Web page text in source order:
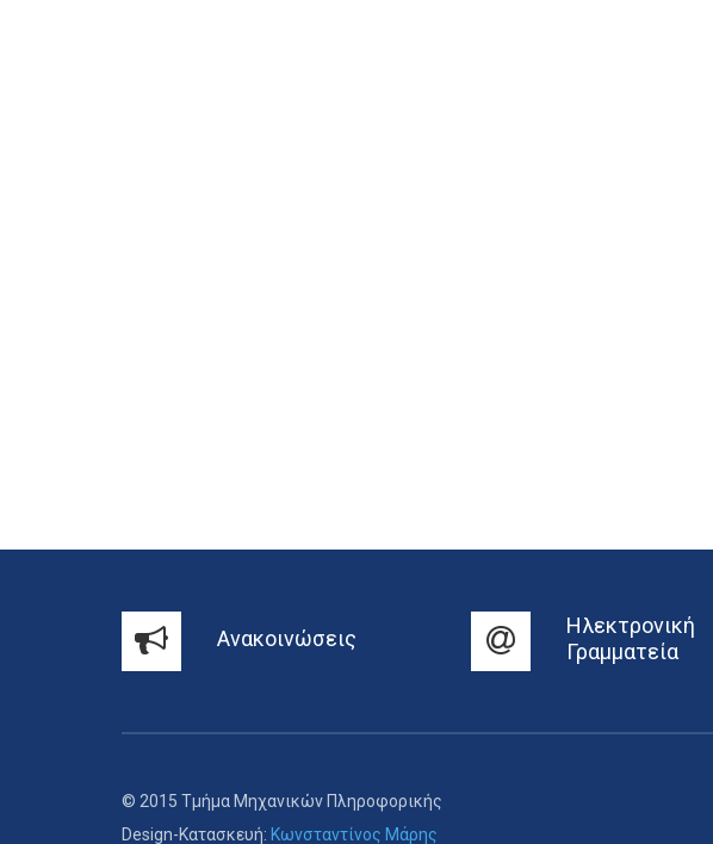
Ανακοινώσεις
Ηλεκτρονική
Γραμματεία
© 2015 Τμήμα Μηχανικών Πληροφορικής
Design-Κατασκευή: Κωνσταντίνος Μάρης